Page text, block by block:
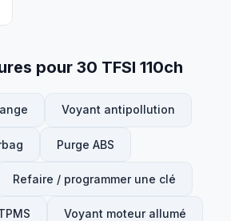
pour 30 TFSI 110ch
Voyant antipollution
Purge ABS
Refaire / programmer une clé
Voyant moteur allumé